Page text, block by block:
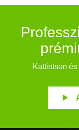
Kattintson